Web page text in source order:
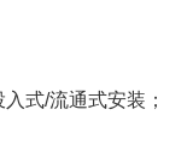
式/流通式安装；